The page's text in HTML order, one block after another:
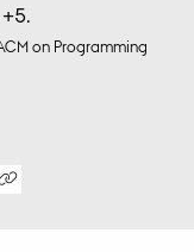
on Programming